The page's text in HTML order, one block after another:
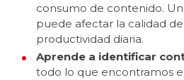
consumo de contenido.
puede afectar la calidad
productividad diaria.
Aprende a identificar
todo lo que encontramos